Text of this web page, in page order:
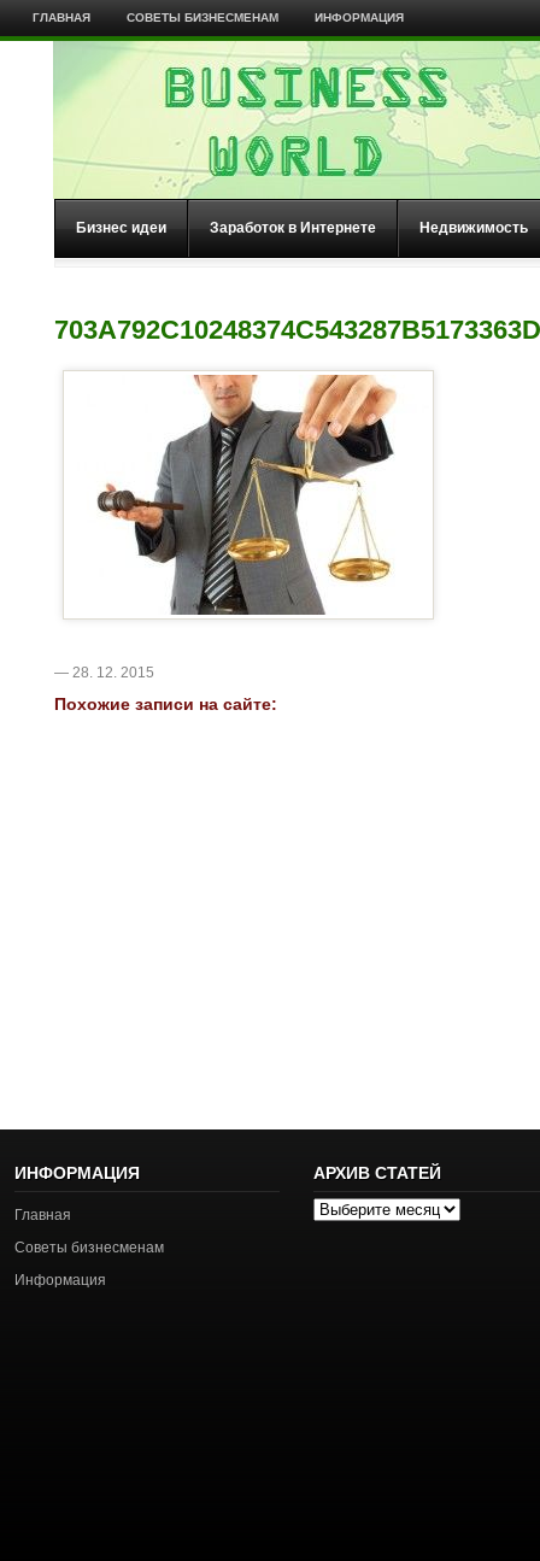
ГЛАВНАЯ СОВЕТЫ БИЗНЕСМЕНАМ ИНФОРМАЦИЯ
Бизнес идеи Заработок в Интернете Недвижимость
703A792C10248374C543287B5173363D
— 28. 12. 2015
Похожие записи на сайте:
ИНФОРМАЦИЯ
Главная
Советы бизнесменам
Информация
АРХИВ СТАТЕЙ
Архив